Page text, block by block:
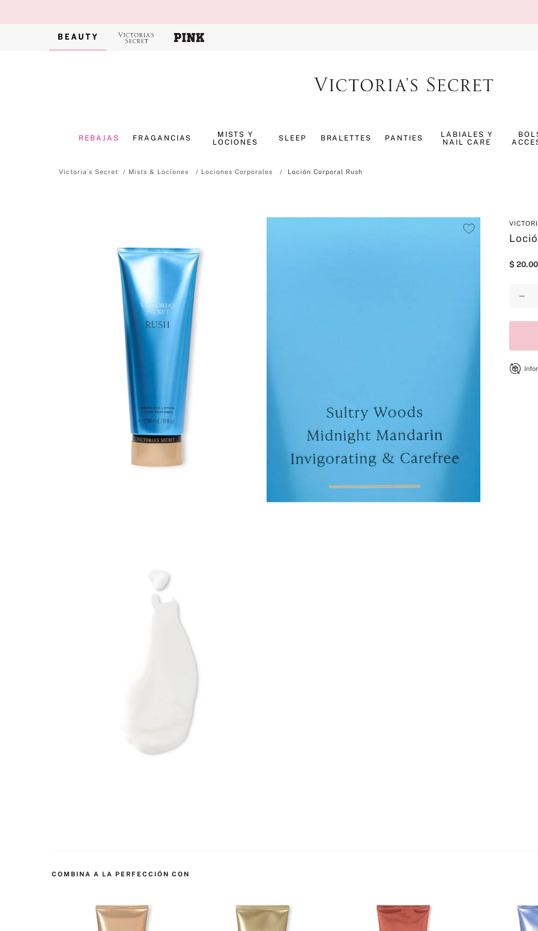
REBAJAS FRAGANCIAS
MISTS Y
LOCIONES
SLEEP BRALETTES PANTIES
LABIALES Y
NAIL CARE
Mists & Lociones Lociones Corporales Loción Corporal Rush
$ 20.00
－
COMBINA A LA PERFECCIÓN CON